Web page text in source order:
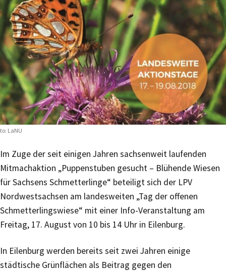
LaNU
Im Zuge der seit einigen Jahren sachsenweit laufenden
Mitmachaktion „Puppenstuben gesucht – Blühende Wiesen
für Sachsens Schmetterlinge“ beteiligt sich der LPV
Nordwestsachsen am landesweiten „Tag der offenen
Schmetterlingswiese“ mit einer Info-Veranstaltung am
Freitag, 17. August von 10 bis 14 Uhr in Eilenburg.
In Eilenburg werden bereits seit zwei Jahren einige
städtische Grünflächen als Beitrag gegen den